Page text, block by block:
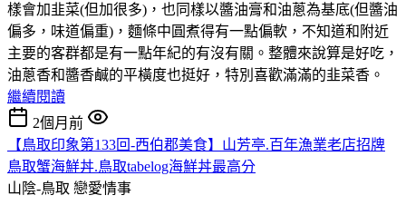
樣會加韭菜(但加很多)，也同樣以醬油膏和油蔥為基底(但醬油
偏多，味道偏重)，麵條中圓煮得有一點偏軟，不知道和附近
主要的客群都是有一點年紀的有沒有關。整體來說算是好吃，
油蔥香和醬香鹹的平橫度也挺好，特別喜歡滿滿的韭菜香。
繼續閱讀
2個月前
【鳥取印象第133回-西伯郡美食】山芳亭.百年漁業老店招牌
鳥取蟹海鮮丼.鳥取tabelog海鮮丼最高分
山陰-鳥取 戀愛情事